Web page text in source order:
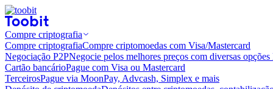
Compre criptografia
Compre criptografiaCompre criptomoedas com Visa/Mastercard
Negociação P2PNegocie pelos melhores preços com diversas
Cartão bancárioPague com Visa ou Mastercard
TerceirosPague via MoonPay, Advcash, Simplex e mais